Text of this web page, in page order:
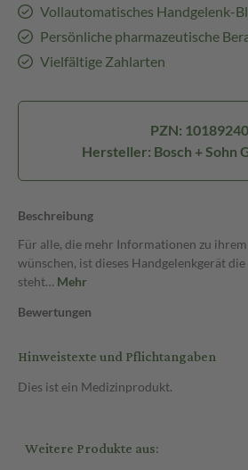
Vollautomatisches Handgelenk-
Persönliche pharmazeutische
Vielfältige Zahlarten
PZN: 10189240
Hersteller: Bosch + Sohn
Beschreibung
Für alle, die mehr Informationen zu
wünschen, ist dieses Handgelenkgerät
steht… Mehr
Bewertungen
Hinweistexte und Pflichtangaben
Dies ist ein Medizinprodukt.
Weitere Produkte aus: